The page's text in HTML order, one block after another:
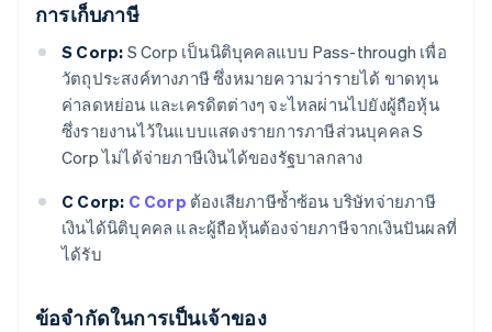
การเก็บภาษี
S Corp: S Corp เป็นนิติบุคคลแบบ Pass-through เพื่อ
วัตถุประสงค์ทางภาษี ซึ่งหมายความว่ารายได้ ขาดทุน
ค่าลดหย่อน และเครดิตต่างๆ จะไหลผ่านไปยังผู้ถือหุ้น
ซึ่งรายงานไว้ในแบบแสดงรายการภาษีส่วนบุคคล S
Corp ไม่ได้จ่ายภาษีเงินได้ของรัฐบาลกลาง
C Corp: C Corp ต้องเสียภาษีซ้ำซ้อน บริษัทจ่ายภาษี
เงินได้นิติบุคคล และผู้ถือหุ้นต้องจ่ายภาษีจากเงินปันผลที่
ได้รับ
ข้อจำกัดในการเป็นเจ้าของ